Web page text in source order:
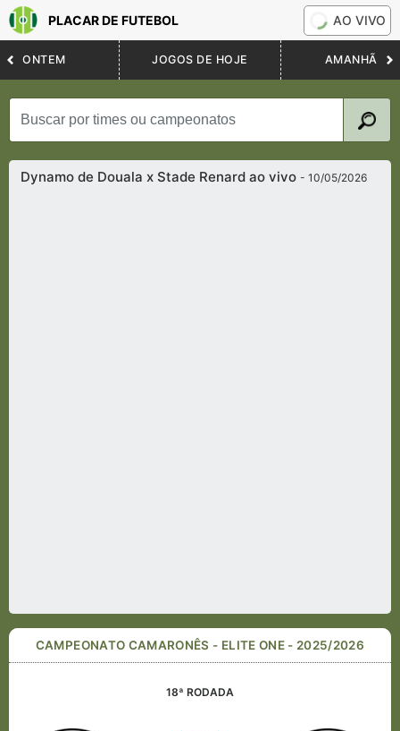
PLACAR DE FUTEBOL AO VIVO
ONTEM JOGOS DE HOJE AMANHÃ
Dynamo de Douala x Stade Renard ao vivo- 10/05/2026
CAMPEONATO CAMARONÊS - ELITE ONE - 2025/2026
18ª RODADA